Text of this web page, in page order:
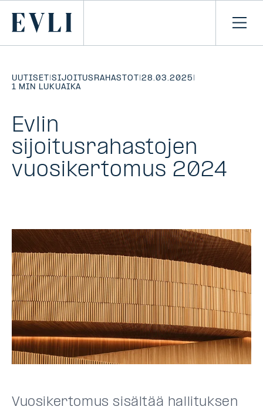
Primary
Avaa
UUTISET |SIJOITUSRAHASTOT |28.03.2025 |
1 MIN LUKUAIKA
Evlin
sijoitusrahastojen
vuosikertomus 2024
Vuosikertomus sisältää hallituksen